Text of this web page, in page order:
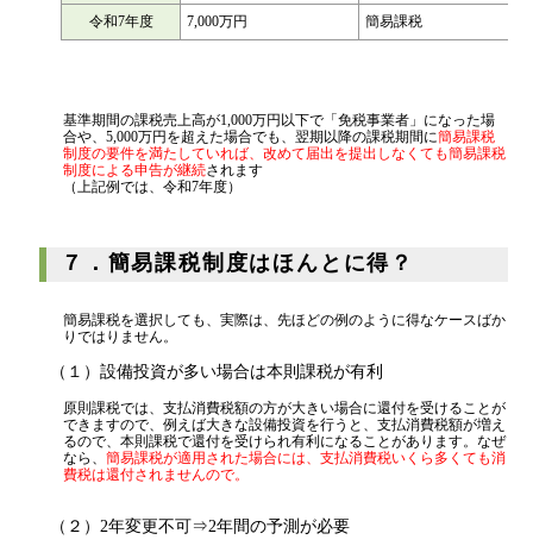
令和7年度 7,000万円 簡易課税
基準期間の課税売上高が1,000万円以下で「免税事業者」になった場
合や、5,000万円を超えた場合でも、翌期以降の課税期間に簡易課税
制度の要件を満たしていれば、改めて届出を提出しなくても簡易課税
制度による申告が継続されます
（上記例では、令和7年度）
７．簡易課税制度はほんとに得？
簡易課税を選択しても、実際は、先ほどの例のように得なケースばか
りではりません。
（１）設備投資が多い場合は本則課税が有利
原則課税では、支払消費税額の方が大きい場合に還付を受けることが
できますので、例えば大きな設備投資を行うと、支払消費税額が増え
るので、本則課税で還付を受けられ有利になることがあります。なぜ
なら、 簡易課税が適用された場合には、支払消費税いくら多くても消
費税は還付されませんので。
（２）2年変更不可⇒2年間の予測が必要